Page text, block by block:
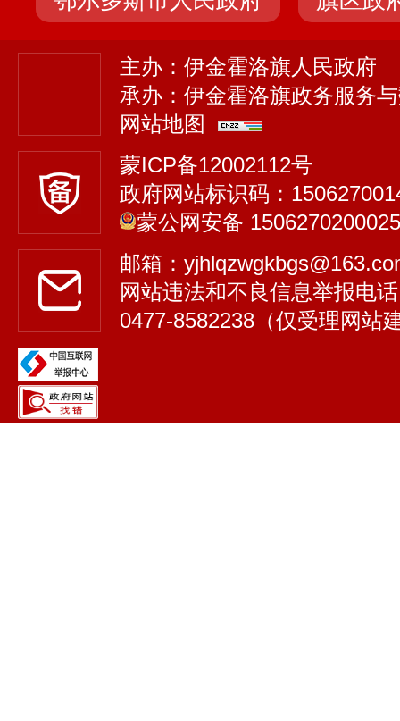
主办：伊金霍洛旗人民政府
承办：伊金霍洛旗政务服务
网站地图
蒙ICP备12002112号
政府网站标识码：
蒙公网安备
邮箱：
网站违法和不良信息举报电
0477-8582238（仅受理网站